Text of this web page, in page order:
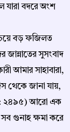
বদরে অংশ
বড় ফজিলত
জান্নাতের সুসংবাদ
আমার সাহাবারা,
থেকে জানা যায়,
: ২৪৯৫) আরো এক
গুনাহ ক্ষমা করে